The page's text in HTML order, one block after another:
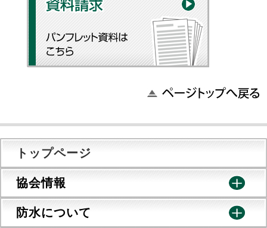
トップページ
協会情報
防水について